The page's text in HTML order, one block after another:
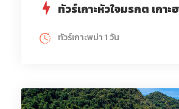
ทัวร์เกาะหัวใจมรกต เกา
ทัวร์เกาะพม่า 1 วัน